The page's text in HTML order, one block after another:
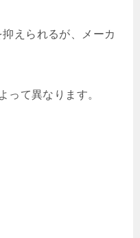
えられるが、メーカ
って異なります。